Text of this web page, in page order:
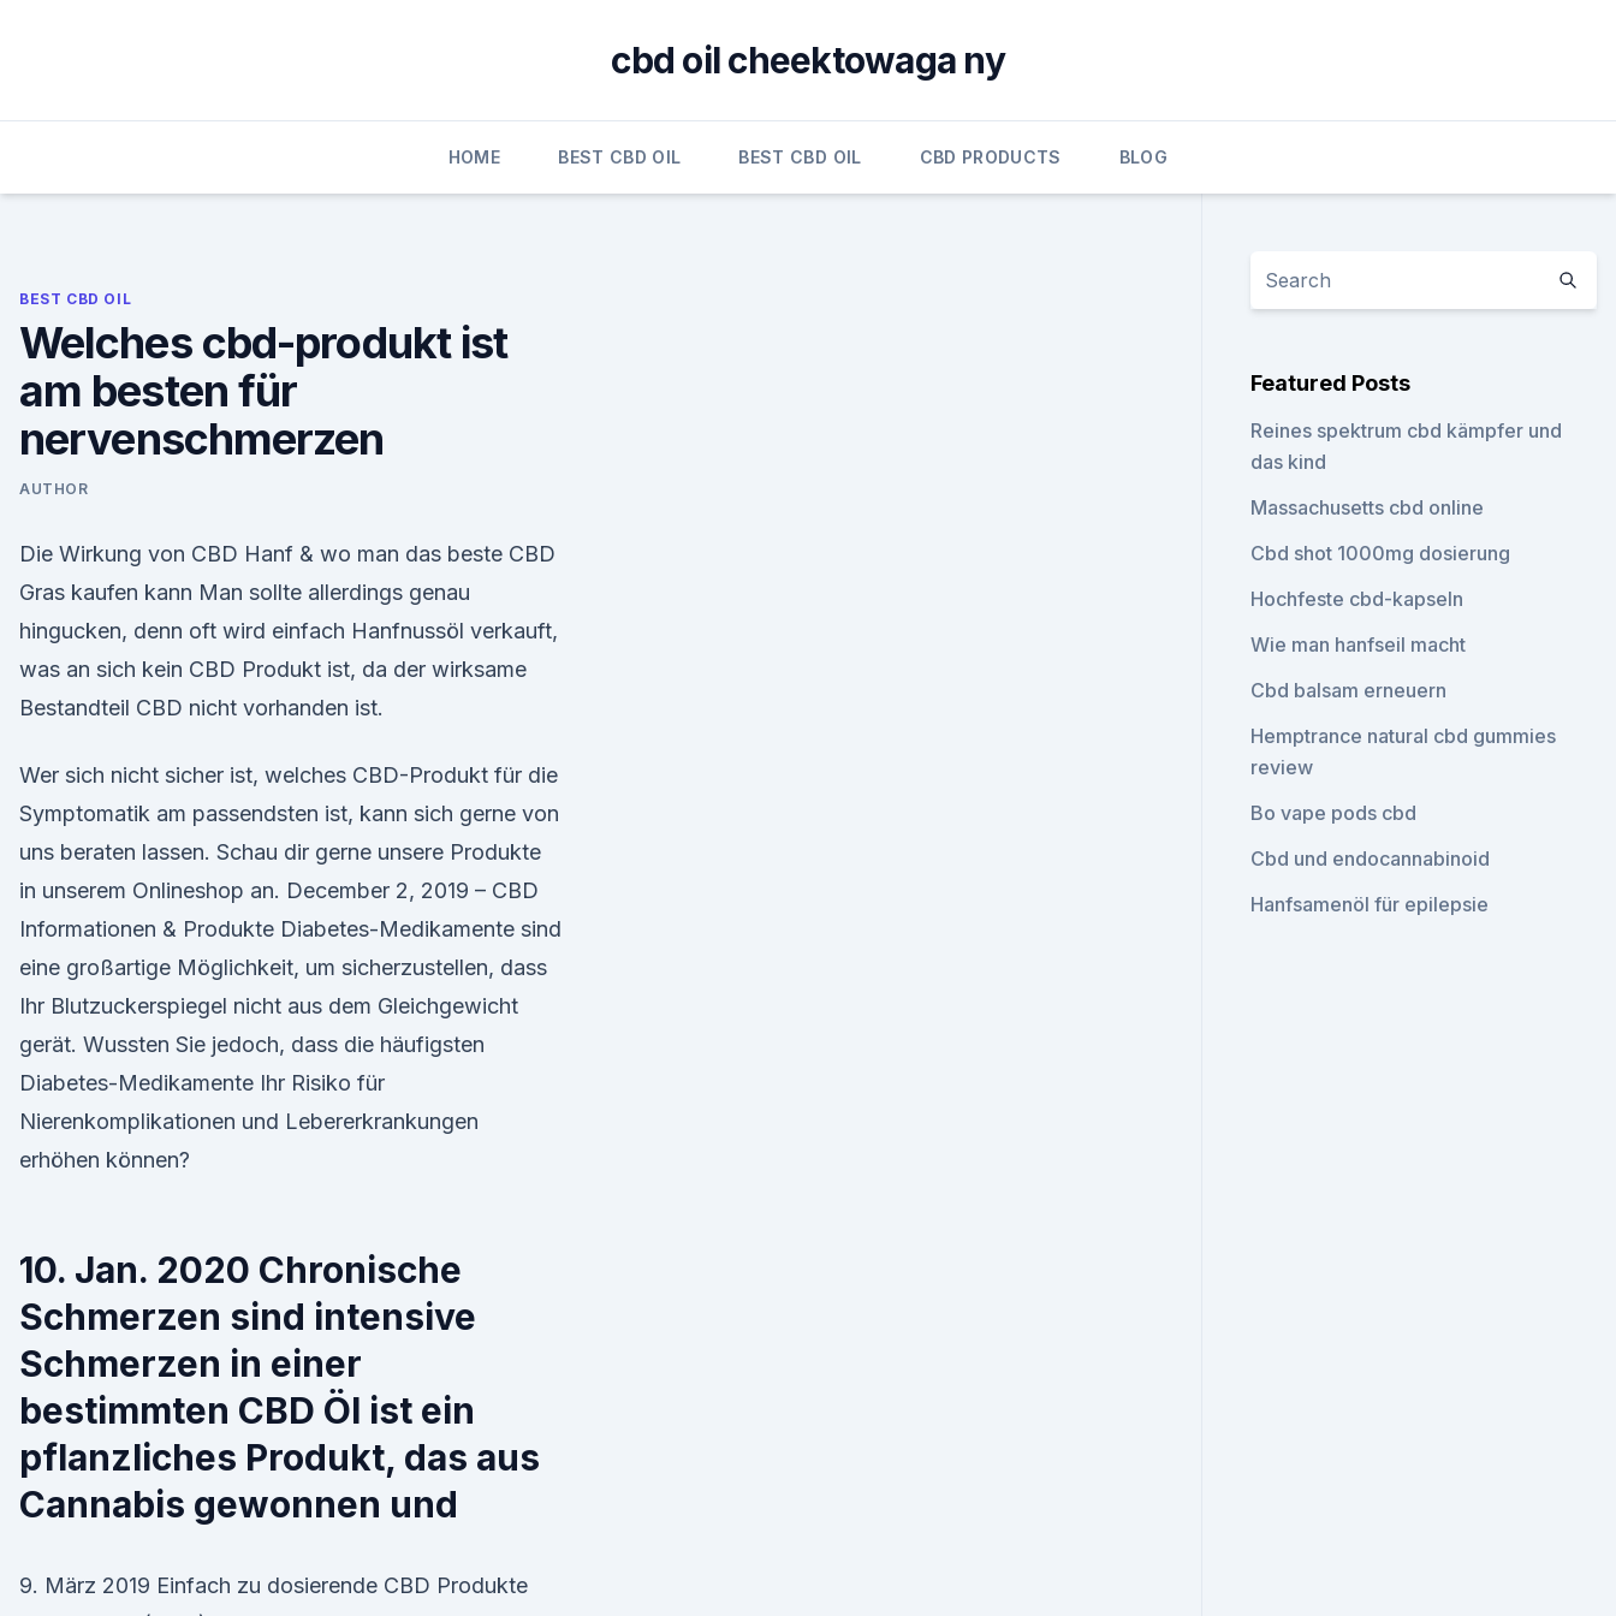
cbd oil cheektowaga ny
HOME BEST CBD OIL BEST CBD OIL CBD PRODUCTS BLOG
BEST CBD OIL
Welches cbd-produkt ist
am besten für
nervenschmerzen
AUTHOR
Die Wirkung von CBD Hanf & wo man das beste CBD
Gras kaufen kann Man sollte allerdings genau
hingucken, denn oft wird einfach Hanfnussöl verkauft,
was an sich kein CBD Produkt ist, da der wirksame
Bestandteil CBD nicht vorhanden ist.
Wer sich nicht sicher ist, welches CBD-Produkt für die
Symptomatik am passendsten ist, kann sich gerne von
uns beraten lassen. Schau dir gerne unsere Produkte
in unserem Onlineshop an. December 2, 2019 – CBD
Informationen & Produkte Diabetes-Medikamente sind
eine großartige Möglichkeit, um sicherzustellen, dass
Ihr Blutzuckerspiegel nicht aus dem Gleichgewicht
gerät. Wussten Sie jedoch, dass die häufigsten
Diabetes-Medikamente Ihr Risiko für
Nierenkomplikationen und Lebererkrankungen
erhöhen können?
10. Jan. 2020 Chronische
Schmerzen sind intensive
Schmerzen in einer
bestimmten CBD Öl ist ein
pflanzliches Produkt, das aus
Cannabis gewonnen und
9. März 2019 Einfach zu dosierende CBD Produkte
Featured Posts
Reines spektrum cbd kämpfer und
das kind
Massachusetts cbd online
Cbd shot 1000mg dosierung
Hochfeste cbd-kapseln
Wie man hanfseil macht
Cbd balsam erneuern
Hemptrance natural cbd gummies
review
Bo vape pods cbd
Cbd und endocannabinoid
Hanfsamenöl für epilepsie